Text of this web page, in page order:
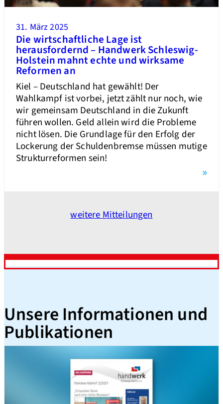
31. März 2025
Die wirtschaftliche Lage ist
herausfordernd – Handwerk Schleswig-
Holstein mahnt echte und wirksame
Reformen an
Kiel – Deutschland hat gewählt! Der
Wahlkampf ist vorbei, jetzt zählt nur noch, wie
wir gemeinsam Deutschland in die Zukunft
führen wollen. Geld allein wird die Probleme
nicht lösen. Die Grundlage für den Erfolg der
Lockerung der Schuldenbremse müssen mutige
Strukturreformen sein!
»
weitere Mitteilungen
Unsere Informationen und
Publikationen